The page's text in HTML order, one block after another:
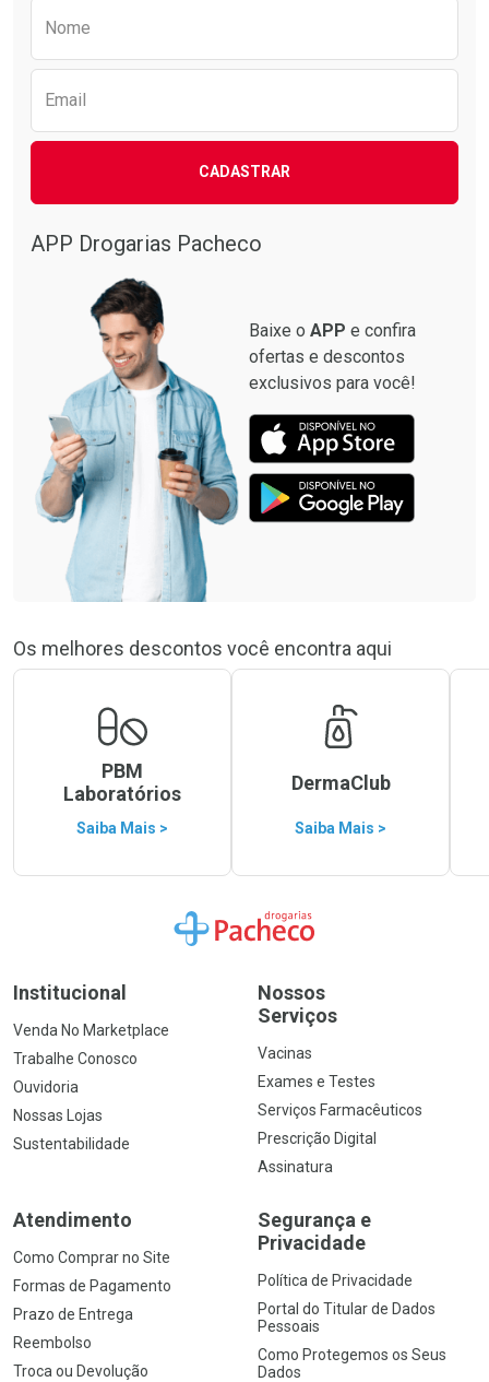
Nome
Email
CADASTRAR
APP Drogarias Pacheco
Baixe o APP e confira
ofertas e descontos
exclusivos para você!
Os melhores descontos você encontra aqui
PBM
Laboratórios
Saiba Mais >
DermaClub
Saiba Mais >
Ir para a Home
Institucional
Venda No Marketplace
Trabalhe Conosco
Ouvidoria
Nossas Lojas
Sustentabilidade
Nossos
Serviços
Vacinas
Exames e Testes
Serviços Farmacêuticos
Prescrição Digital
Assinatura
Atendimento
Como Comprar no Site
Formas de Pagamento
Prazo de Entrega
Reembolso
Troca ou Devolução
Segurança e
Privacidade
Política de Privacidade
Portal do Titular de Dados
Pessoais
Como Protegemos os Seus
Dados